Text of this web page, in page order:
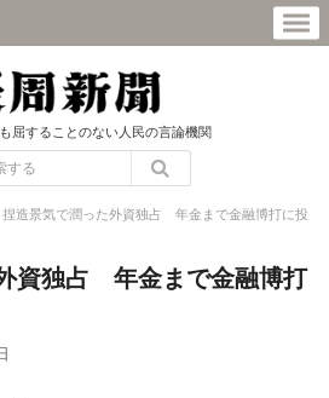
屈することのない人民の言論機関
捏造景気で潤った外資独占 年金まで金融博打に投
資独占 年金まで金融博打